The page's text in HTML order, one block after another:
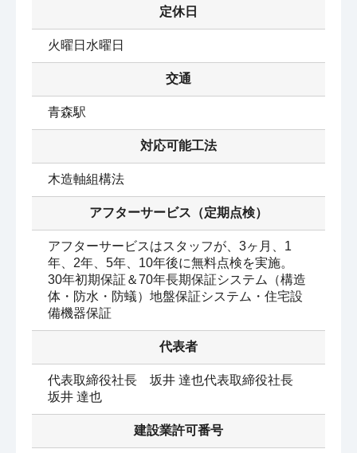
定休日
火曜日水曜日
交通
青森駅
対応可能工法
木造軸組構法
アフターサービス（定期点検）
アフターサービスはスタッフが、3ヶ月、1
年、2年、5年、10年後に無料点検を実施。
30年初期保証＆70年長期保証システム（構造
体・防水・防蟻）地盤保証システム・住宅設
代表者
代表取締役社長　坂井 達也代表取締役社長
坂井 達也
建設業許可番号